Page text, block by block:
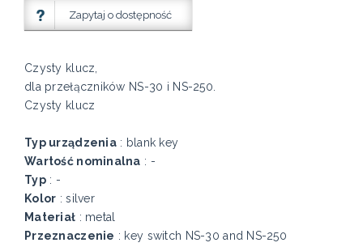
Zapytaj o dostępność
Czysty klucz,
dla przełączników NS-30 i NS-250.
Czysty klucz
Typ urządzenia: blank key
Wartość nominalna : -
Typ: -
Kolor : silver
Materiał : metal
Przeznaczenie : key switch NS-30 and NS-250